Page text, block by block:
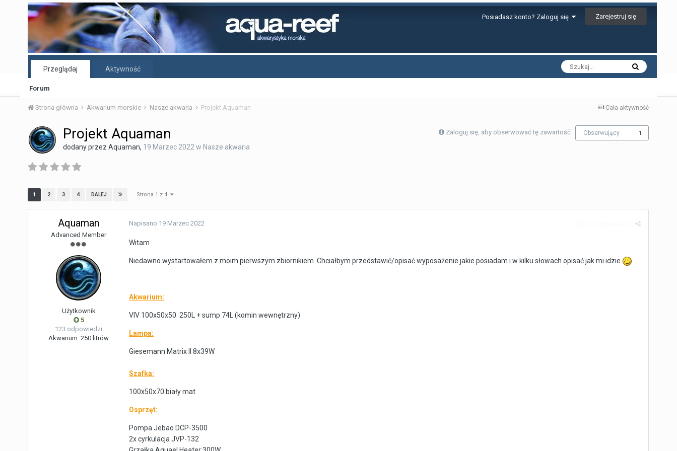
Posiadasz konto? Zaloguj się Zarejestruj się
Przeglądaj
Forum
Aktywność
Cała aktywność
Strona główna Akwarium morskie Nasze akwaria Projekt Aquaman
Zaloguj się, aby obserwować tę zawartość Obserwujący 1
Projekt Aquaman
dodany przezAquaman, 19 Marzec 2022 w Nasze akwaria
1 2 3 4 DALEJ Strona 1 z 4
Aquaman
Advanced Member
Użytkownik
5
123 odpowiedzi
Akwarium:250 litrów
Napisano 19 Marzec 2022
Witam
Niedawno wystartowałem z moim pierwszym zbiornikiem. Chciałbym przedstawić/opisać wyposażenie jakie posiadam i w kilku słowach opisać jak mi idzie
Akwarium:
VIV 100x50x50 250L + sump 74L (komin wewnętrzny)
Lampa:
Giesemann Matrix II 8x39W
Szafka:
100x50x70 biały mat
Osprzęt:
Pompa Jebao DCP-3500
2x cyrkulacja JVP-132